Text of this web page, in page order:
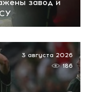
завод и
3 августа 2026
186